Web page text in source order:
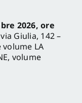
2026, ore
Giulia, 142 –
volume LA
volume